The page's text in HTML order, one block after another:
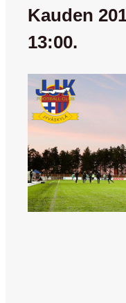
Kauden
13:00.